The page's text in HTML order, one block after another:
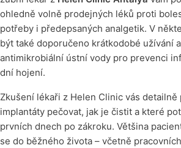
ohledně volně prodejných léků proti
potřeby i předepsaných analgetik. V
být také doporučeno krátkodobé užívání
antimikrobiální ústní vody pro prevenci
dní hojení.
Zkušení lékaři z Helen Clinic vás detailně
implantáty pečovat, jak je čistit a které
prvních dnech po zákroku. Většina
se do běžného života – včetně